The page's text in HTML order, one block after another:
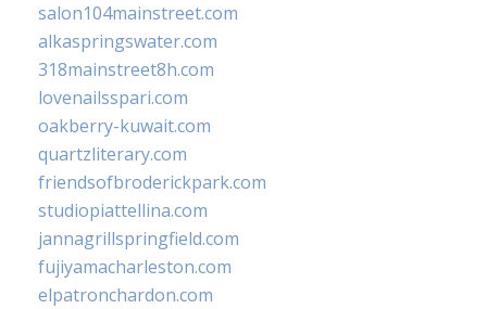
salon104mainstreet.com
alkaspringswater.com
318mainstreet8h.com
lovenailsspari.com
oakberry-kuwait.com
quartzliterary.com
friendsofbroderickpark.com
studiopiattellina.com
jannagrillspringfield.com
fujiyamacharleston.com
elpatronchardon.com